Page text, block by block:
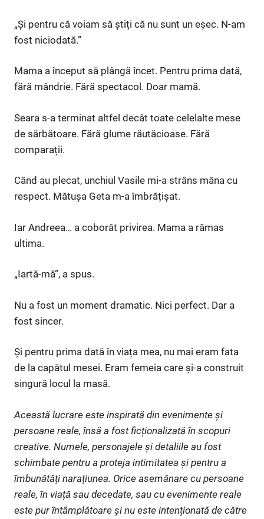
„Și pentru că voiam să știți că nu sunt un eșec. N-am
fost niciodată.”
Mama a început să plângă încet. Pentru prima dată,
fără mândrie. Fără spectacol. Doar mamă.
Seara s-a terminat altfel decât toate celelalte mese
de sărbătoare. Fără glume răutăcioase. Fără
comparații.
Când au plecat, unchiul Vasile mi-a strâns mâna cu
respect. Mătușa Geta m-a îmbrățișat.
Iar Andreea… a coborât privirea. Mama a rămas
ultima.
„Iartă-mă”, a spus.
Nu a fost un moment dramatic. Nici perfect. Dar a
fost sincer.
Și pentru prima dată în viața mea, nu mai eram fata
de la capătul mesei. Eram femeia care și-a construit
singură locul la masă.
Această lucrare este inspirată din evenimente și
persoane reale, însă a fost ficționalizată în scopuri
creative. Numele, personajele și detaliile au fost
schimbate pentru a proteja intimitatea și pentru a
îmbunătăți narațiunea. Orice asemănare cu persoane
reale, în viață sau decedate, sau cu evenimente reale
este pur întâmplătoare și nu este intenționată de către